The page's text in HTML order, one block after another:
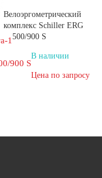
Велоэргометрический
комплекс Schiller ERG
500/900 S
В наличии
Цена по запросу